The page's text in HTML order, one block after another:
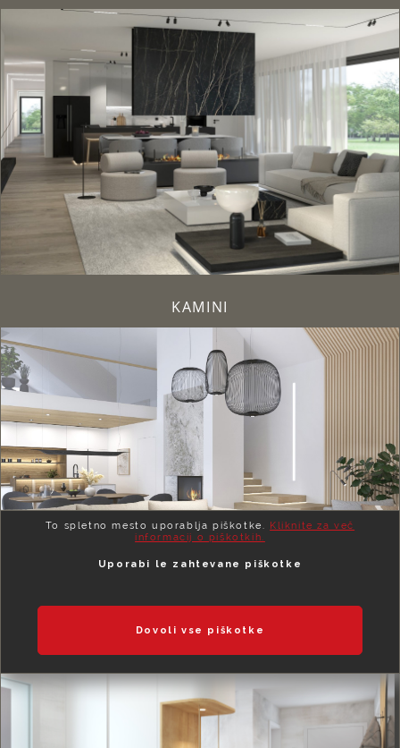
To spletno mesto uporablja piškotke. Kliknite za več
informacij o piškotkih.
Uporabi le zahtevane piškotke
Dovoli vse piškotke
KAMINI
STOPNICE